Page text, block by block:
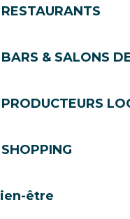
RESTAURANTS
BARS & SALONS
PRODUCTEURS
SHOPPING
être
74